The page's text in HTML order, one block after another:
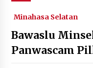
Minahasa Selatan
Bawaslu
Panwascam